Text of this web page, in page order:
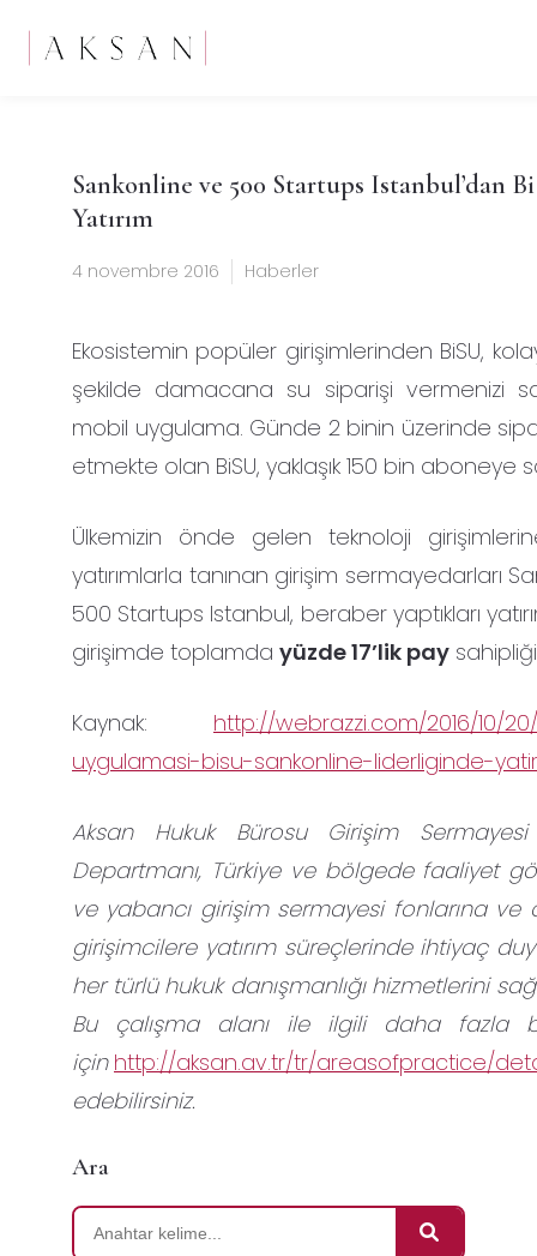
Sankonline ve 500 Startups Istanbul’dan
Yatırım
4 novembre 2016 Haberler
Ekosistemin popüler girişimlerinden BiSU,
şekilde damacana su siparişi vermenizi
mobil uygulama. Günde 2 binin üzerinde
etmekte olan BiSU, yaklaşık 150 bin aboneye
Ülkemizin önde gelen teknoloji
yatırımlarla tanınan girişim sermayedarları
500 Startups Istanbul, beraber yaptıkları
girişimde toplamda yüzde 17’lik pay
Kaynak: http://webrazzi.com/2016/10/
uygulamasi-bisu-sankonline-liderliginde-
Aksan Hukuk Bürosu Girişim Sermayesi
Departmanı, Türkiye ve bölgede faaliyet
ve yabancı girişim sermayesi fonlarına ve
girişimcilere yatırım süreçlerinde ihtiyaç
her türlü hukuk danışmanlığı hizmetlerini
Bu çalışma alanı ile ilgili daha fazla
için http://aksan.av.tr/tr/areasofpractice/
edebilirsiniz.
Ara